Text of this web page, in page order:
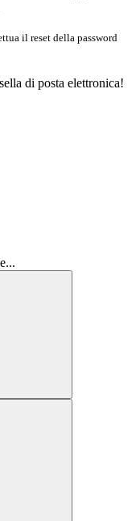
il reset della password
di posta elettronica!